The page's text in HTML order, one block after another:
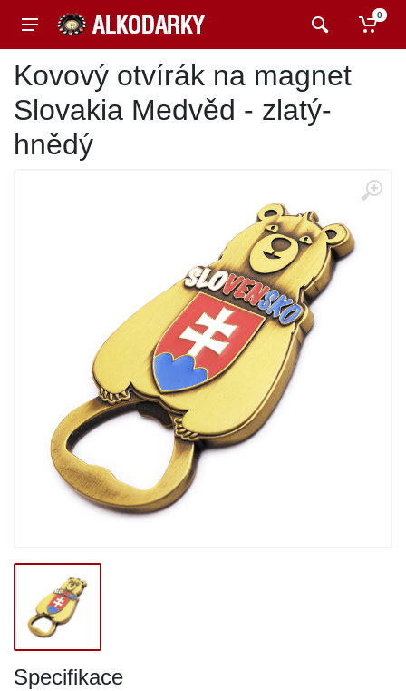
0
Kovový otvírák na magnet
Slovakia Medvěd - zlatý-
hnědý
Specifikace